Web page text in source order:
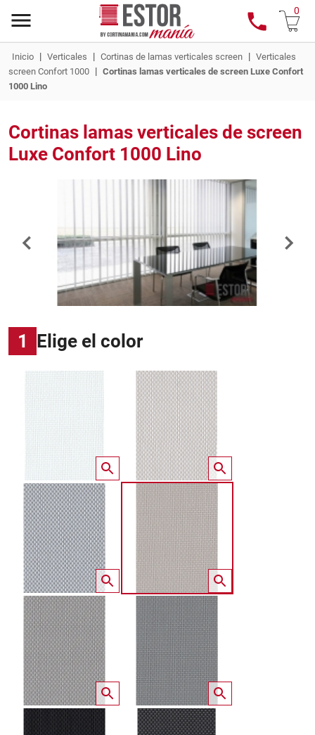
0
Inicio | Verticales | Cortinas de lamas verticales screen | Verticales
screen Confort 1000 | Cortinas lamas verticales de screen Luxe Confort
1000 Lino
Cortinas lamas verticales de screen
Luxe Confort 1000 Lino
1 Elige el color